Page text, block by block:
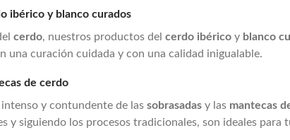
ibérico y blanco curados
cerdo, nuestros productos del cerdo ibérico y blanco
una curación cuidada y con una calidad inigualable.
de cerdo
y contundente de las sobrasadas y las mantecas
y siguiendo los procesos tradicionales, son ideales para